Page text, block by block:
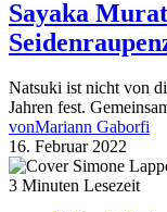
Sayaka
Natsuki ist nicht von
Jahren fest.
vonMariann Gaborfi
16. Februar 2022
3 Minuten Lesezeit